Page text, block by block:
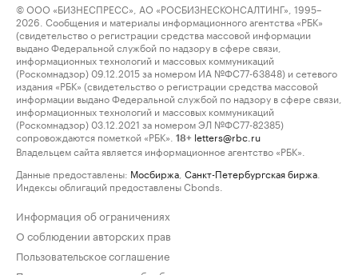
© ООО «БИЗНЕСПРЕСС», АО «РОСБИЗНЕСКОНСАЛТИНГ», 1995–
2026. Сообщения и материалы информационного агентства «РБК»
(свидетельство о регистрации средства массовой информации
выдано Федеральной службой по надзору в сфере связи,
информационных технологий и массовых коммуникаций
(Роскомнадзор) 09.12.2015 за номером ИА №ФС77-63848) и сетевого
издания «РБК» (свидетельство о регистрации средства массовой
информации выдано Федеральной службой по надзору в сфере связи,
информационных технологий и массовых коммуникаций
(Роскомнадзор) 03.12.2021 за номером ЭЛ №ФС77-82385)
сопровождаются пометкой «РБК».
18+ letters@rbc.ru
Владельцем сайта является информационное агентство «РБК».
Данные предоставлены: Мосбиржа Санкт-Петербургская биржа
Индексы облигаций предоставлены Cbonds.
Информация об ограничениях
О соблюдении авторских прав
Пользовательское соглашение